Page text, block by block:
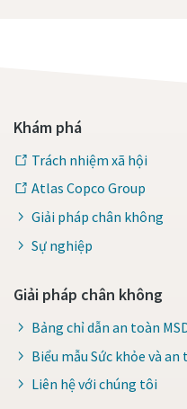
Khám phá
Trách nhiệm xã hội
Atlas Copco Group
Giải pháp chân không
Sự nghiệp
Giải pháp chân không
Bảng chỉ dẫn an toàn
Biểu mẫu Sức khỏe và an
Liên hệ với chúng tôi